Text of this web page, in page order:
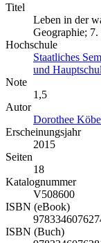
Titel
Leben in der
Geographie;
Hochschule
Staatliches
und
Note
1,5
Autor
Dorothee
Erscheinungsjahr
2015
Seiten
18
Katalognummer
V508600
ISBN (eBook)
ISBN (Buch)